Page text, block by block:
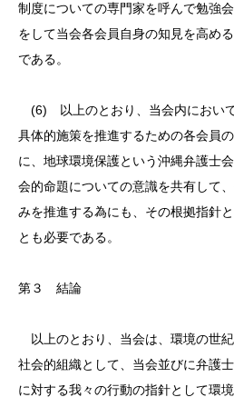
制度についての専門家を呼んで勉強
をして当会各会員自身の知見を高め
である。
(6) 以上のとおり、当会内におい
具体的施策を推進するための各会員
に、地球環境保護という沖縄弁護士
会的命題についての意識を共有して
みを推進する為にも、その根拠指針
とも必要である。
第３ 結論
以上のとおり、当会は、環境の世
社会的組織として、当会並びに弁護
に対する我々の行動の指針として環